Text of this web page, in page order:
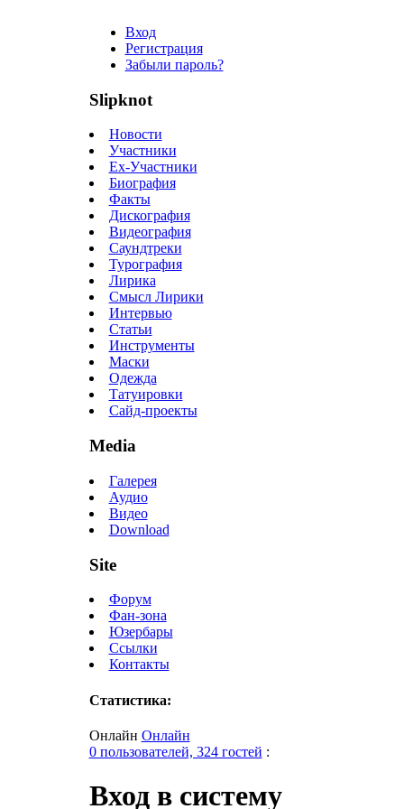
Вход
Регистрация
Забыли пароль?
Slipknot
Новости
Участники
Ex-Участники
Биография
Факты
Дискография
Видеография
Саундтреки
Турография
Лирика
Смысл Лирики
Интервью
Статьи
Инструменты
Маски
Одежда
Татуировки
Сайд-проекты
Media
Галерея
Аудио
Видео
Download
Site
Форум
Фан-зона
Юзербары
Ссылки
Контакты
Статистика:
Онлайн Онлайн
0 пользователей, 324 гостей :
Вход в систему